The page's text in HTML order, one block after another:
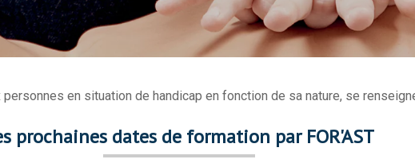
en situation de handicap en fonction de sa nature, se
prochaines dates de formation par FOR'AST